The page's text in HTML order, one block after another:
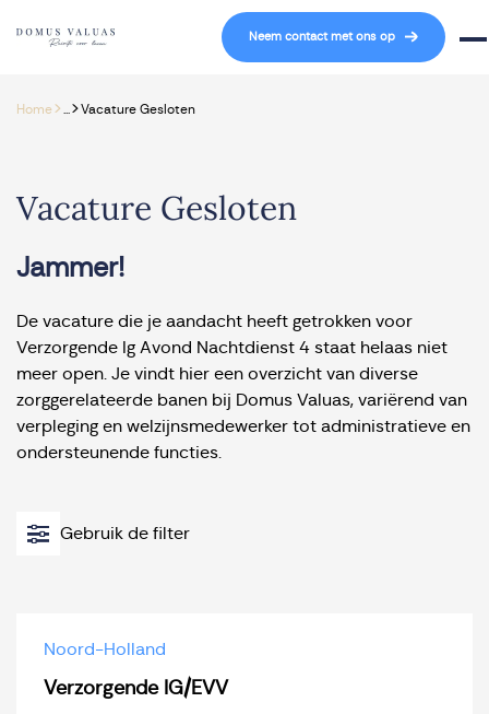
Navigatie overslaan
Neem contact met ons op
Home> >Vacature Gesloten
Vacature Gesloten
Jammer!
De vacature die je aandacht heeft getrokken voor
Verzorgende Ig Avond Nachtdienst 4 staat helaas niet
meer open. Je vindt hier een overzicht van diverse
zorggerelateerde banen bij Domus Valuas, variërend van
verpleging en welzijnsmedewerker tot administratieve en
ondersteunende functies.
Gebruik de filter
Noord-Holland
Verzorgende IG/EVV